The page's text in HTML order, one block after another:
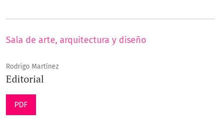
Sala de arte, arquitectura y diseño
Rodrigo Martínez
Editorial
PDF